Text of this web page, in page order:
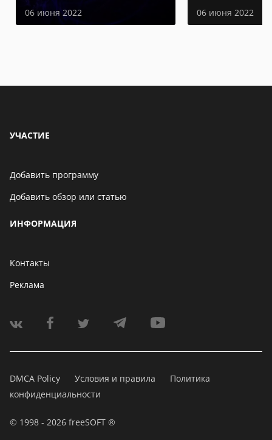
06 июня 2022 06 июня 2022
УЧАСТИЕ
Добавить программу
Добавить обзор или статью
ИНФОРМАЦИЯ
Контакты
Реклама
DMCA Policy Условия и правила
Политика
конфиденциальности
© 1998 - 2026 freeSOFT ®